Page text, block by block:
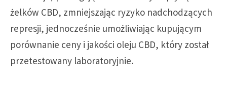
żelków CBD, zmniejszając ryzyko nadchodzących
represji, jednocześnie umożliwiając kupującym
porównanie ceny i jakości oleju CBD, który został
przetestowany laboratoryjnie.